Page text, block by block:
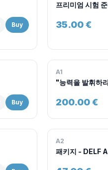
Buy
프리미엄 시험
35.00€
Buy
A1
"능력을 발휘하
200.00€
A2
패키지 - DELF